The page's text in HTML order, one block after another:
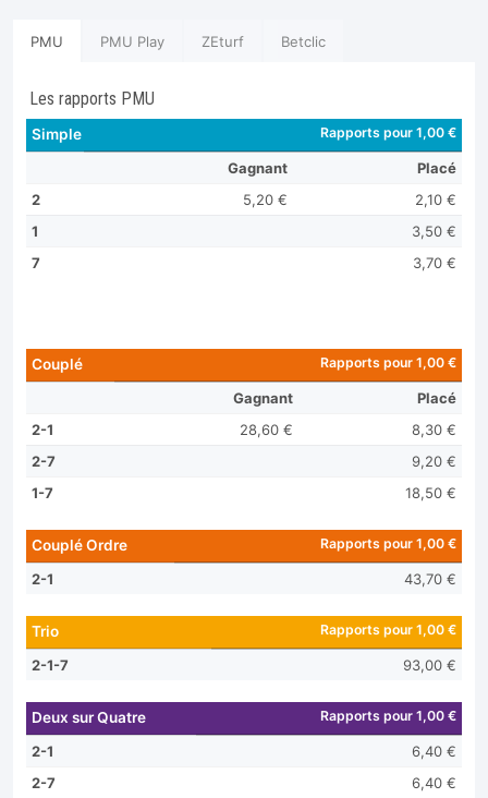
PMU PMU Play ZEturf Betclic
Les rapports PMU
Simple Rapports pour 1,00 €
Gagnant
Placé
2
5,20 €
2,10 €
1
3,50 €
7
3,70 €
Couplé Rapports pour 1,00 €
Gagnant
Placé
2-1
28,60 €
8,30 €
2-7
9,20 €
1-7
18,50 €
Couplé Ordre Rapports pour 1,00 €
2-1 43,70 €
Trio Rapports pour 1,00 €
2-1-7 93,00 €
Deux sur Quatre Rapports pour 1,00 €
2-1
6,40 €
2-7
6,40 €